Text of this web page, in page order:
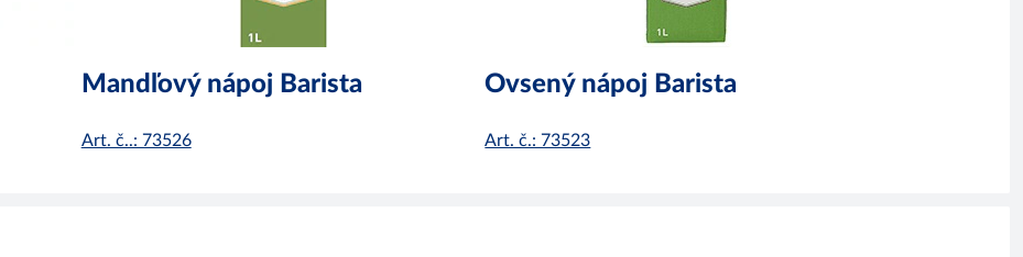
Mandľový nápoj Barista
Art. č..: 73526
Ovsený nápoj Barista
Art. č.: 73523